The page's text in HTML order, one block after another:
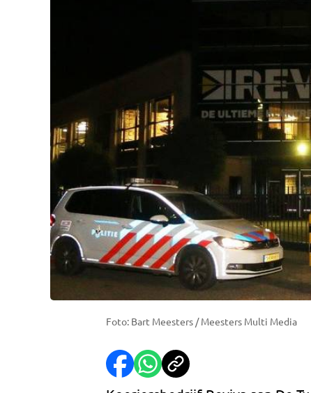
Foto: Bart Meesters / Meesters Multi Media